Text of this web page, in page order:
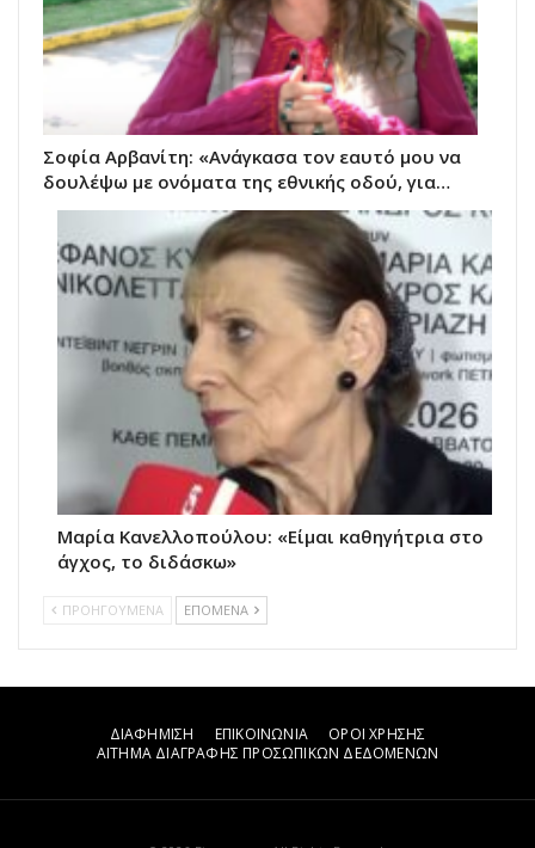
Σοφία Αρβανίτη: «Ανάγκασα τον εαυτό μου να
δουλέψω με ονόματα της εθνικής οδού, για…
Μαρία Κανελλοπούλου: «Είμαι καθηγήτρια στο
άγχος, το διδάσκω»
ΠΡΟΗΓΟΥΜΕΝΑ ΕΠΟΜΕΝΑ
ΔΙΑΦΗΜΙΣΗ ΕΠΙΚΟΙΝΩΝΙΑ
ΟΡΟΙ ΧΡΗΣΗΣ
ΑΙΤΗΜΑ ΔΙΑΓΡΑΦΗΣ ΠΡΟΣΩΠΙΚΩΝ ΔΕΔΟΜΕΝΩΝ